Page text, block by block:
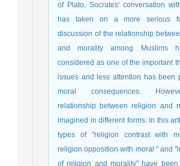
of Plato, Socrates' conversation
has taken on a more serious
discussion of the relationship
and morality among Muslims
considered as one of the important
issues and less attention has been
moral consequences.
relationship between religion and
imagined in different forms. In this
types of "religion contrast with
religion opposition with moral " and
of religion and morality" have been